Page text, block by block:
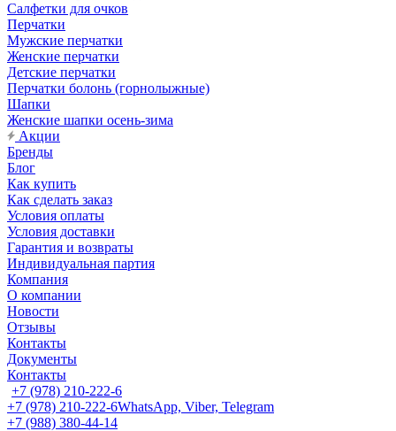
Салфетки для очков
Перчатки
Мужские перчатки
Женские перчатки
Детские перчатки
Перчатки болонь (горнолыжные)
Шапки
Женские шапки осень-зима
Акции
Бренды
Блог
Как купить
Как сделать заказ
Условия оплаты
Условия доставки
Гарантия и возвраты
Индивидуальная партия
Компания
О компании
Новости
Отзывы
Контакты
Документы
Контакты
+7 (978) 210-222-6
+7 (978) 210-222-6WhatsApp, Viber, Telegram
+7 (988) 380-44-14